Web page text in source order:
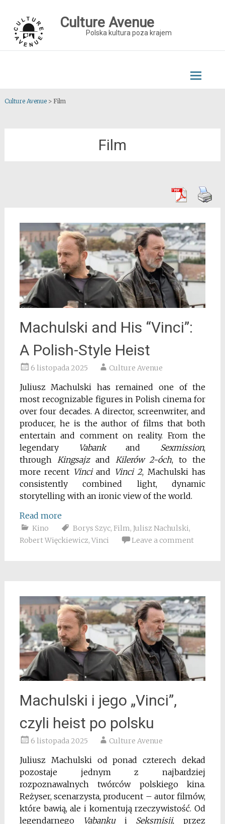
content
Culture Avenue
Polska kultura poza krajem
Culture Avenue> Film
Film
Machulski and His “Vinci”:
A Polish-Style Heist
6 listopada 2025 Culture Avenue
Juliusz Machulski has remained one of the
most recognizable figures in Polish cinema for
over four decades. A director, screenwriter, and
producer, he is the author of films that both
entertain and comment on reality. From the
legendary
Vabankand Sexmission,
through
Kingsajzand Kilerów 2-óch, to the
more recent Vinciand Vinci 2, Machulski has
consistently combined light, dynamic
storytelling with an ironic view of the world.
Read more
Kino Borys Szyc, Film, Julisz Nachulski,
Robert Więckiewicz, Vinci Leave a comment
Machulski i jego „Vinci”,
czyli heist po polsku
6 listopada 2025 Culture Avenue
Juliusz Machulski od ponad czterech dekad
pozostaje jednym z najbardziej
rozpoznawalnych twórców polskiego kina.
Reżyser, scenarzysta, producent – autor filmów,
które bawią, ale i komentują rzeczywistość. Od
legendarnego
Vabankui Seksmisji, przez